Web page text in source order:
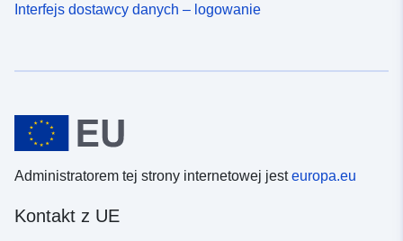
Interfejs dostawcy danych – logowanie
Administratorem tej strony internetowej jesteuropa.eu
Kontakt z UE